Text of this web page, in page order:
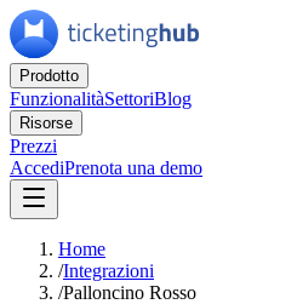
Prodotto
FunzionalitàSettoriBlog
Risorse
Prezzi
AccediPrenota una demo
Home
/Integrazioni
/Palloncino Rosso